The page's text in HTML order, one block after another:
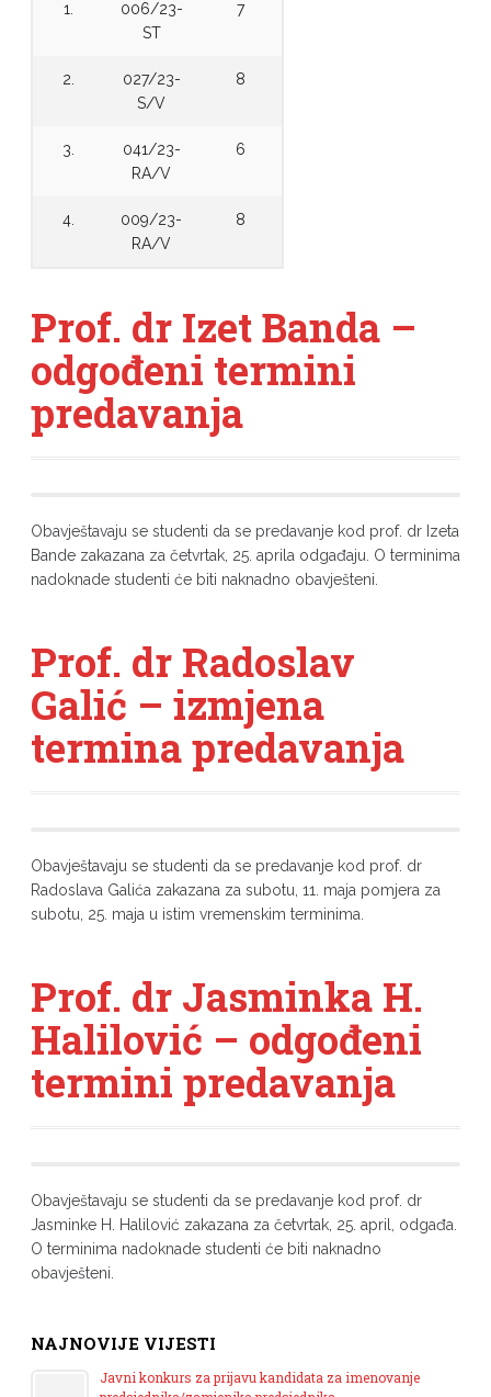
1.
006/23-
ST
7
2.
027/23-
S/V
8
3.
041/23-
RA/V
6
4.
009/23-
RA/V
8
Prof. dr Izet Banda –
odgođeni termini
predavanja
Obavještavaju se studenti da se predavanje kod prof. dr Izeta
Bande zakazana za četvrtak, 25. aprila odgađaju. O terminima
nadoknade studenti će biti naknadno obavješteni.
Prof. dr Radoslav
Galić – izmjena
termina predavanja
Obavještavaju se studenti da se predavanje kod prof. dr
Radoslava Galića zakazana za subotu, 11. maja pomjera za
subotu, 25. maja u istim vremenskim terminima.
Prof. dr Jasminka H.
Halilović – odgođeni
termini predavanja
Obavještavaju se studenti da se predavanje kod prof. dr
Jasminke H. Halilović zakazana za četvrtak, 25. april, odgađa.
O terminima nadoknade studenti će biti naknadno
obavješteni.
NAJNOVIJE VIJESTI
Javni konkurs za prijavu kandidata za imenovanje